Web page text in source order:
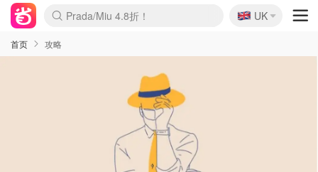
Prada/Miu 4.8折！
🇬🇧
UK
首页 攻略